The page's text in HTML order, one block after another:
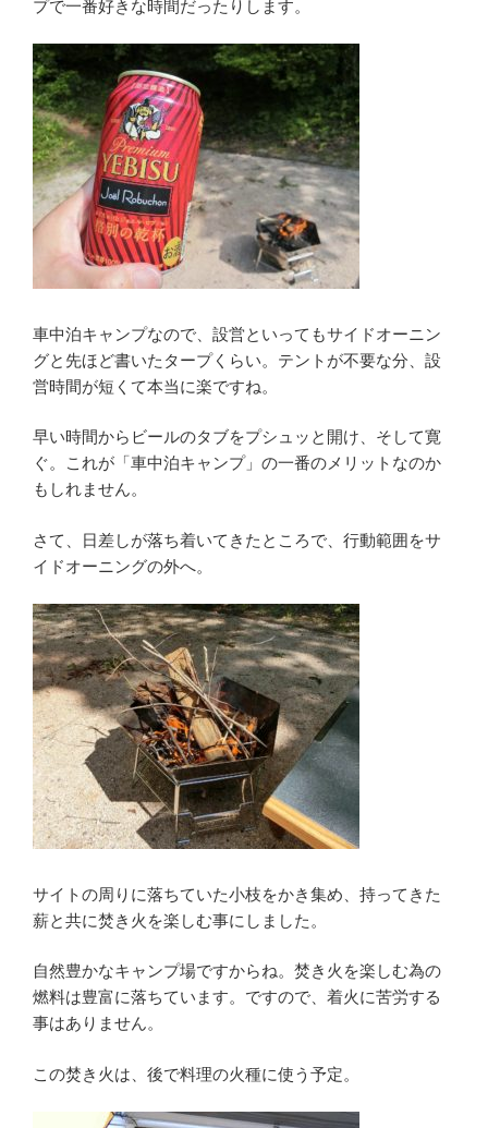
プで一番好きな時間だったりします。
車中泊キャンプなので、設営といってもサイドオーニン
グと先ほど書いたタープくらい。テントが不要な分、設
営時間が短くて本当に楽ですね。
早い時間からビールのタブをプシュッと開け、そして寛
ぐ。これが「車中泊キャンプ」の一番のメリットなのか
もしれません。
さて、日差しが落ち着いてきたところで、行動範囲をサ
イドオーニングの外へ。
サイトの周りに落ちていた小枝をかき集め、持ってきた
薪と共に焚き火を楽しむ事にしました。
自然豊かなキャンプ場ですからね。焚き火を楽しむ為の
燃料は豊富に落ちています。ですので、着火に苦労する
事はありません。
この焚き火は、後で料理の火種に使う予定。